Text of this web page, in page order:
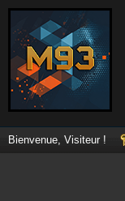
Bienvenue, Visiteur !